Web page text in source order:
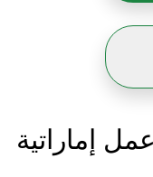
إماراتية